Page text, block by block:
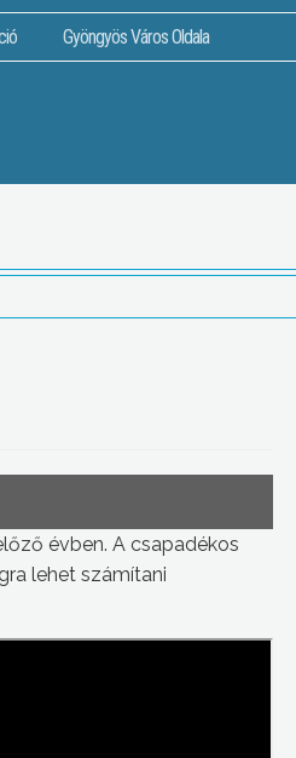
Gyöngyös Város Oldala
évben. A csapadékos
lehet számítani